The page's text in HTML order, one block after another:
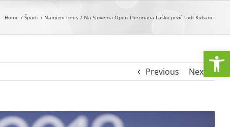
Home Športi Namizni tenis Na Slovenia Open Thermana Laško prvič tudi Kubanci
Previous Next